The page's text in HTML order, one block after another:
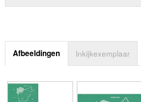
Afbeeldingen Inkijkexemplaar